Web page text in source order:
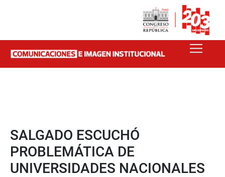
SALGADO ESCUCHÓ
PROBLEMÁTICA DE
UNIVERSIDADES NACIONALES